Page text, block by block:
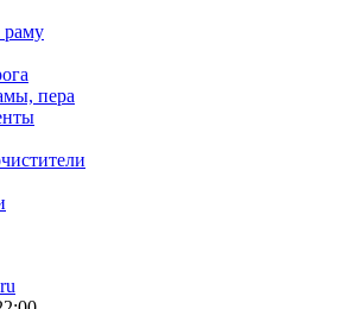
пера